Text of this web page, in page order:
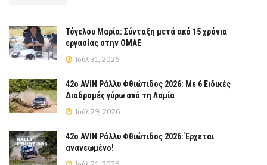
Τόγελου Μαρία: Σύνταξη μετά από 15 χρόνια
εργασίας στην ΟΜΑΕ
Ιούλ 31, 2026
42ο AVIN Ράλλυ Φθιώτιδος 2026: Με 6 Ειδικές
Διαδρομές γύρω από τη Λαμία
Ιούλ 29, 2026
42ο AVIN Ράλλυ Φθιώτιδος 2026: Έρχεται
ανανεωμένο!